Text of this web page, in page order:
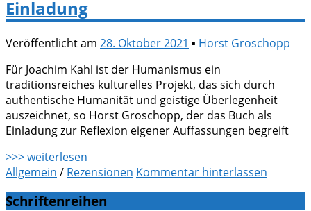
Einladung
Veröffentlicht am 28. Oktober 2021 ▪ Horst Groschopp
Für Joachim Kahl ist der Humanismus ein
traditionsreiches kulturelles Projekt, das sich durch
authentische Humanität und geistige Überlegenheit
auszeichnet, so Horst Groschopp, der das Buch als
Einladung zur Reflexion eigener Auffassungen begreift
>>> weiterlesen
Allgemein / Rezensionen Kommentar hinterlassen
Schriftenreihen